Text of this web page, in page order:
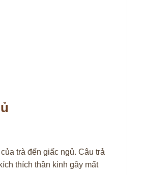
trà đến giấc ngủ. Câu trả
thích thần kinh gây mất